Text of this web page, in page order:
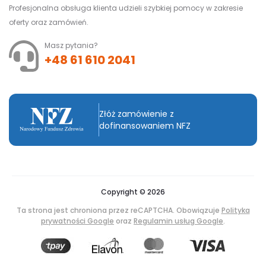
Profesjonalna obsługa klienta udzieli szybkiej pomocy w zakresie
oferty oraz zamówień.
Masz pytania?
+48 61 610 2041
Złóż zamówienie z
dofinansowaniem NFZ
Copyright © 2026
Ta strona jest chroniona przez reCAPTCHA. Obowiązuje Polityka
prywatności Google oraz Regulamin usług Google.